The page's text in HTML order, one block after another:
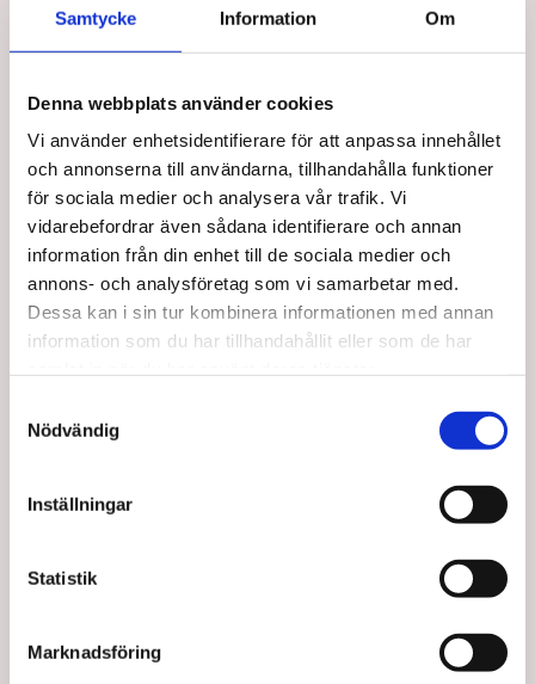
Samtycke Information Om
Denna webbplats använder cookies
Vi använder enhetsidentifierare för att anpassa innehållet
och annonserna till användarna, tillhandahålla funktioner
för sociala medier och analysera vår trafik. Vi
vidarebefordrar även sådana identifierare och annan
information från din enhet till de sociala medier och
annons- och analysföretag som vi samarbetar med.
Dessa kan i sin tur kombinera informationen med annan
information som du har tillhandahållit eller som de har
Nödvändig
Inställningar
Statistik
Marknadsföring
Utbildad personal
Taj Mahal Hair & Beauty AB
kontakt@tajmahal.se
Taj Mahal är Nordens första löshårsbutik med ett brett
sortiment inom löshår, peruker, och hårprodukter. Hos
oss arbetar experter inom extensions & produkter, allt för
att du ska få den bästa hjälpen när du handlar.
Nyhetsbrev